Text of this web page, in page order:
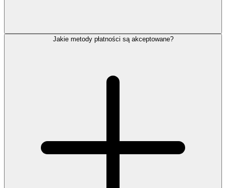
Jakie metody płatności są akceptowane?